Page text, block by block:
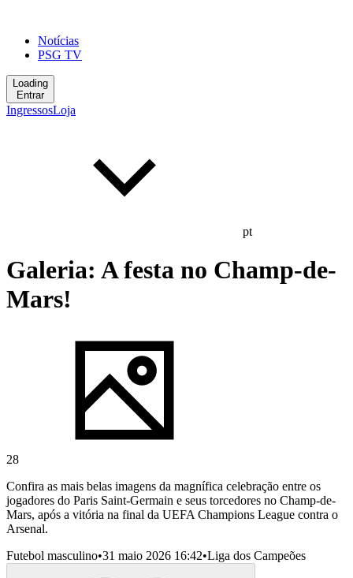
Notícias
PSG TV
Loading
Entrar
IngressosLoja
pt
Galeria: A festa no Champ-de-
Mars!
28
Confira as mais belas imagens da magnífica celebração entre os
jogadores do Paris Saint-Germain e seus torcedores no Champ-de-
Mars, após a vitória na final da UEFA Champions League contra o
Arsenal.
Futebol masculino•31 maio 2026 16:42•Liga dos Campeões